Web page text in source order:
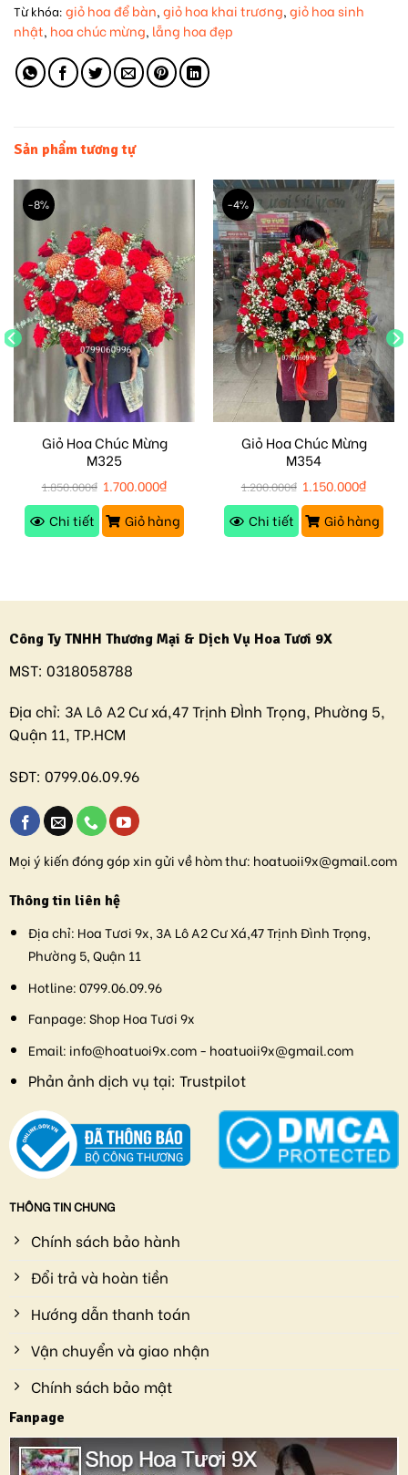
Từ khóa: giỏ hoa để bàn, giỏ hoa khai trương, giỏ hoa sinh
nhật, hoa chúc mừng, lẵng hoa đẹp
Sản phẩm tương tự
-8%
Giỏ Hoa Chúc Mừng
M325
1.850.000₫ 1.700.000₫
Chi tiết
Giỏ hàng
-4%
Giỏ Hoa Chúc Mừng
M354
1.200.000₫ 1.150.000₫
Chi tiết
Giỏ hàng
Công Ty TNHH Thương Mại & Dịch Vụ Hoa Tươi 9X
MST: 0318058788
Địa chỉ: 3A Lô A2 Cư xá,47 Trịnh ĐÌnh Trọng, Phường 5,
Quận 11, TP.HCM
SĐT: 0799.06.09.96
Mọi ý kiến đóng góp xin gửi về hòm thư: hoatuoii9x@gmail.com
Thông tin liên hệ
Địa chỉ: Hoa Tươi 9x, 3A Lô A2 Cư Xá,47 Trịnh Đình Trọng,
Phường 5, Quận 11
Hotline:0799.06.09.96
Fanpage:Shop Hoa Tươi 9x
Email: info@hoatuoi9x.com - hoatuoii9x@gmail.com
Phản ảnh dịch vụ tại: Trustpilot
THÔNG TIN CHUNG
Chính sách bảo hành
Đổi trả và hoàn tiền
Hướng dẫn thanh toán
Vận chuyển và giao nhận
Chính sách bảo mật
Fanpage